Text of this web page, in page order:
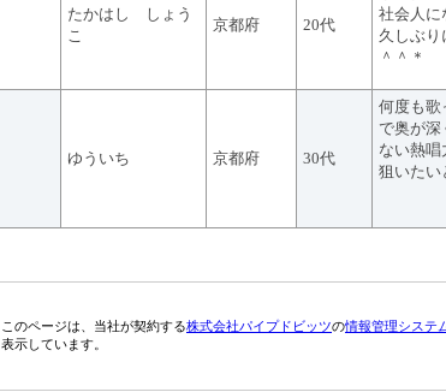
たかはし しょう
こ
京都府 20代
社会人に
久しぶり
＾＾＊
ゆういち 京都府 30代
何度も歌
で奥が深
ない熱唱
狙いた
このページは、当社が契約する株式会社パイプドビッツの情報管理システ
表示しています。